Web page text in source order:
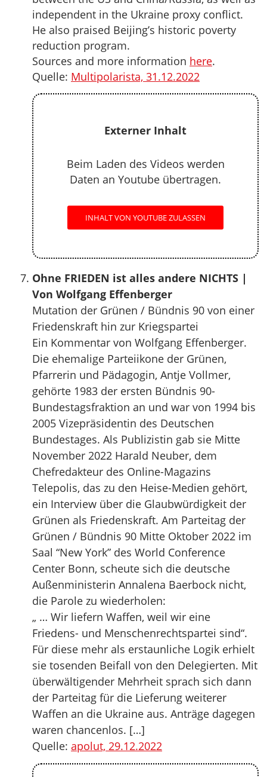
independent in the Ukraine proxy conflict.
He also praised Beijing’s historic poverty
reduction program.
Sources and more information here.
Quelle: Multipolarista, 31.12.2022
Externer Inhalt
Beim Laden des Videos werden
Daten an Youtube übertragen.
INHALT VON YOUTUBE ZULASSEN
Ohne FRIEDEN ist alles andere NICHTS |
Von Wolfgang Effenberger
Mutation der Grünen / Bündnis 90 von einer
Friedenskraft hin zur Kriegspartei
Ein Kommentar von Wolfgang Effenberger.
Die ehemalige Parteiikone der Grünen,
Pfarrerin und Pädagogin, Antje Vollmer,
gehörte 1983 der ersten Bündnis 90-
Bundestagsfraktion an und war von 1994 bis
2005 Vizepräsidentin des Deutschen
Bundestages. Als Publizistin gab sie Mitte
November 2022 Harald Neuber, dem
Chefredakteur des Online-Magazins
Telepolis, das zu den Heise-Medien gehört,
ein Interview über die Glaubwürdigkeit der
Grünen als Friedenskraft. Am Parteitag der
Grünen / Bündnis 90 Mitte Oktober 2022 im
Saal “New York” des World Conference
Center Bonn, scheute sich die deutsche
Außenministerin Annalena Baerbock nicht,
die Parole zu wiederholen:
„ … Wir liefern Waffen, weil wir eine
Friedens- und Menschenrechtspartei sind“.
Für diese mehr als erstaunliche Logik erhielt
sie tosenden Beifall von den Delegierten. Mit
überwältigender Mehrheit sprach sich dann
der Parteitag für die Lieferung weiterer
Waffen an die Ukraine aus. Anträge dagegen
waren chancenlos. […]
Quelle: apolut, 29.12.2022